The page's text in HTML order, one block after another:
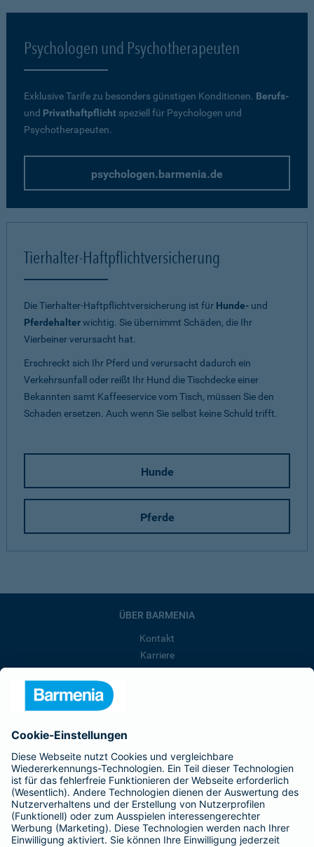
Psychologen und Psychotherapeuten
Exklusive Tarife zu besonders günstigen Konditionen. Berufs-
und Privathaftpflicht speziell für Psychologen und
Psychotherapeuten.
psychologen.barmenia.de
Tierhalter-Haftpflichtversicherung
Die Tierhalter-Haftpflichtversicherung ist für Hunde- und
Pferdehalterwichtig. Sie übernimmt Schäden, die Ihr
Vierbeiner verursacht hat.
Erschreckt sich Ihr Pferd und verursacht dadurch ein
Verkehrsunfall oder reißt Ihr Hund die Tischdecke einer
Bekannten samt Kaffeeservice vom Tisch, müssen Sie den
Schaden ersetzen. Auch wenn Sie selbst keine Schuld trifft.
Hunde
Pferde
ÜBER BARMENIA
Kontakt
Karriere
Barmenia ist Teil der BarmeniaGothaer
BELIEBTE SEITEN
Kranken-Zusatzversicherung
Tierversicherungen
Haftpflichtversicherung
Hausratversicherung